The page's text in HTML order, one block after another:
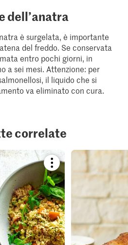
dell’anatra
è surgelata, è importante
del freddo. Se conservata
entro pochi giorni, in
a sei mesi. Attenzione: per
il liquido che si
va eliminato con cura.
correlate
Bookmark
recipe
or
add
it
to
your
collections.